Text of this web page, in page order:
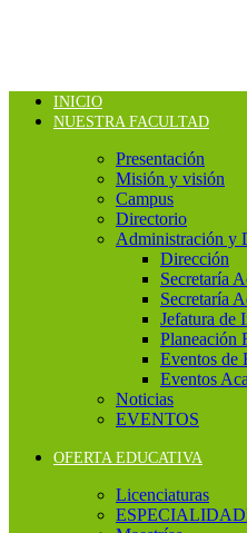
INICIO
NUESTRA FACULTAD
Presentación
Misión y visión
Campus
Directorio
Administración y
Dirección
Secretaría
Secretaría
Jefatura de
Planeación
Eventos de
Eventos
Noticias
EVENTOS
OFERTA EDUCATIVA
Licenciaturas